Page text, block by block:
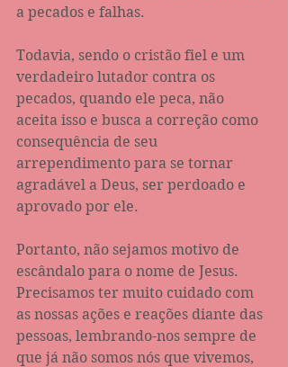
a pecados e falhas.
Todavia, sendo o cristão fiel e um
verdadeiro lutador contra os
pecados, quando ele peca, não
aceita isso e busca a correção como
consequência de seu
arrependimento para se tornar
agradável a Deus, ser perdoado e
aprovado por ele.
Portanto, não sejamos motivo de
escândalo para o nome de Jesus.
Precisamos ter muito cuidado com
as nossas ações e reações diante das
pessoas, lembrando-nos sempre de
que já não somos nós que vivemos,